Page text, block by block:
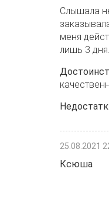
Слышала
меня
лишь 3
25.08.2021
Ксюша